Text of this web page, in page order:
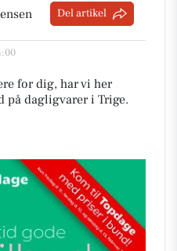
Del artikel
for dig, har vi her
på dagligvarer i Trige.